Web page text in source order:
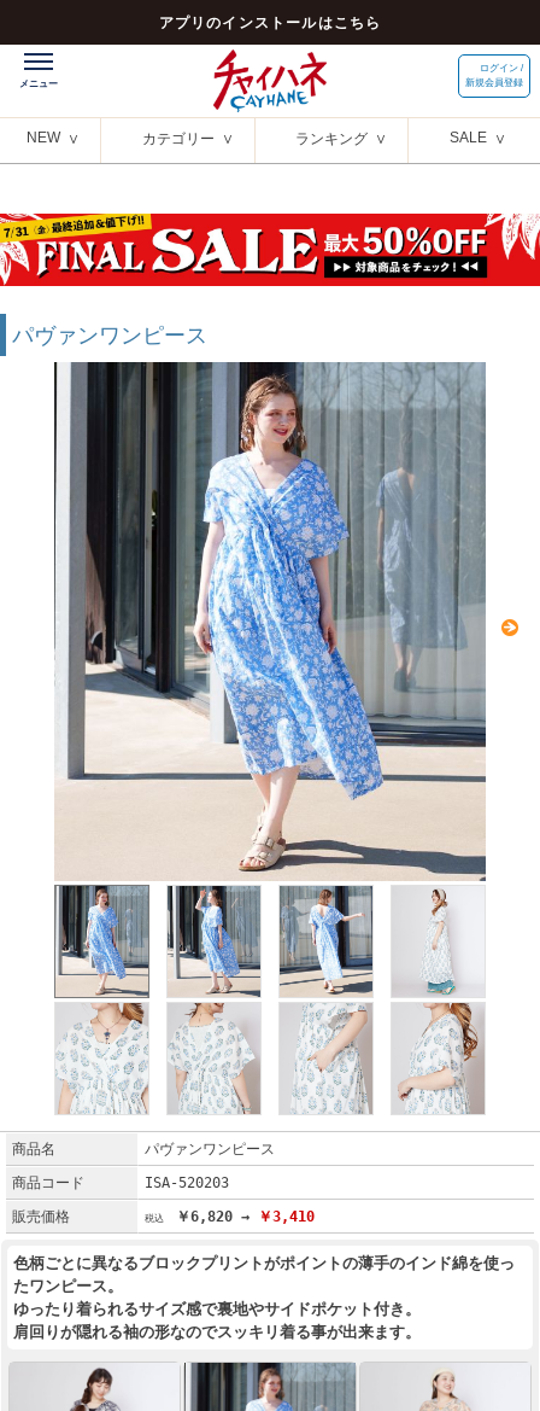
アプリのインストールはこちら
ログイン /
新規会員登録
NEW カテゴリー ランキング SALE
パヴァンワンピース
商品名
パヴァンワンピース
商品コード
ISA-520203
販売価格
￥6,820 → ￥3,410
色柄ごとに異なるブロックプリントがポイントの薄手のインド綿を使っ
たワンピース。
ゆったり着られるサイズ感で裏地やサイドポケット付き。
肩回りが隠れる袖の形なのでスッキリ着る事が出来ます。